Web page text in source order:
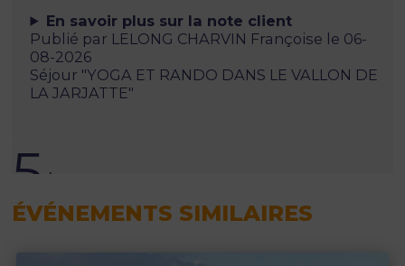
En savoir plus sur la note client
Publié par LELONG CHARVIN Françoise le 06-
08-2026
Séjour "YOGA ET RANDO DANS LE VALLON DE
LA JARJATTE"
5 /5
ÉVÉNEMENTS SIMILAIRES